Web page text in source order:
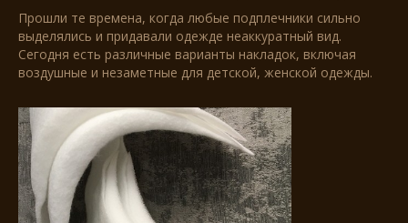
Прошли те времена, когда любые подплечники сильно
выделялись и придавали одежде неаккуратный вид.
Сегодня есть различные варианты накладок, включая
воздушные и незаметные для детской, женской одежды.